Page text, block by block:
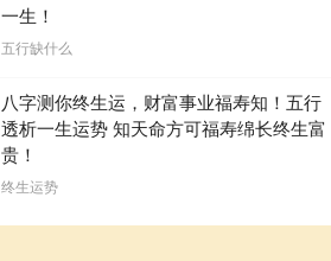
一生！
五行缺什么
八字测你终生运，财富事业福寿知！五行
透析一生运势 知天命方可福寿绵长终生富
贵！
终生运势